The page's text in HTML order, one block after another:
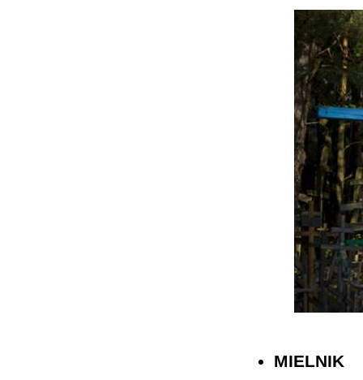
MIELNIK